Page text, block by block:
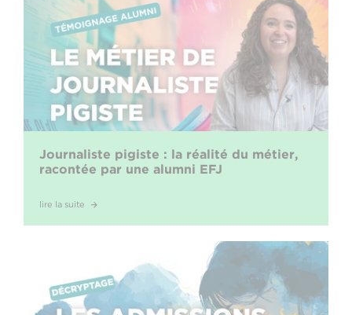
Journaliste pigiste : la réalité du métier,
racontée par une alumni EFJ
lire la suite